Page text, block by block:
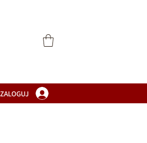
ZALOGUJ